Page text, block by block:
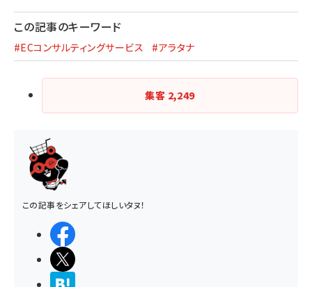
この記事のキーワード
#ECコンサルティングサービス #アラタナ
集客 2,249
この記事をシェアしてほしいタヌ！